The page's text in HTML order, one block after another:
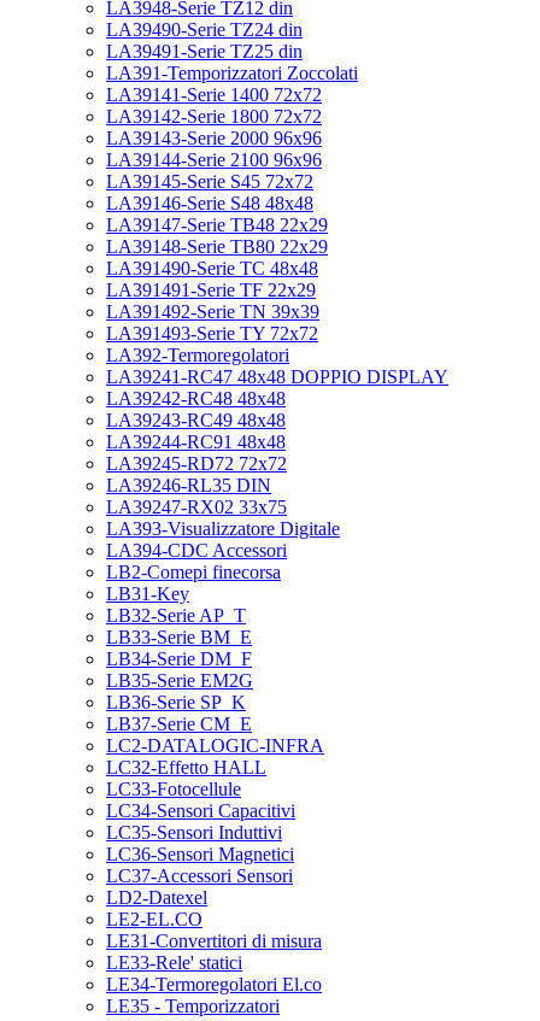
LA3948-Serie TZ12 din
LA39490-Serie TZ24 din
LA39491-Serie TZ25 din
LA391-Temporizzatori Zoccolati
LA39141-Serie 1400 72x72
LA39142-Serie 1800 72x72
LA39143-Serie 2000 96x96
LA39144-Serie 2100 96x96
LA39145-Serie S45 72x72
LA39146-Serie S48 48x48
LA39147-Serie TB48 22x29
LA39148-Serie TB80 22x29
LA391490-Serie TC 48x48
LA391491-Serie TF 22x29
LA391492-Serie TN 39x39
LA391493-Serie TY 72x72
LA392-Termoregolatori
LA39241-RC47 48x48 DOPPIO DISPLAY
LA39242-RC48 48x48
LA39243-RC49 48x48
LA39244-RC91 48x48
LA39245-RD72 72x72
LA39246-RL35 DIN
LA39247-RX02 33x75
LA393-Visualizzatore Digitale
LA394-CDC Accessori
LB2-Comepi finecorsa
LB31-Key
LB32-Serie AP_T
LB33-Serie BM_E
LB34-Serie DM_F
LB35-Serie EM2G
LB36-Serie SP_K
LB37-Serie CM_E
LC2-DATALOGIC-INFRA
LC32-Effetto HALL
LC33-Fotocellule
LC34-Sensori Capacitivi
LC35-Sensori Induttivi
LC36-Sensori Magnetici
LC37-Accessori Sensori
LD2-Datexel
LE2-EL.CO
LE31-Convertitori di misura
LE33-Rele' statici
LE34-Termoregolatori El.co
LE35 - Temporizzatori